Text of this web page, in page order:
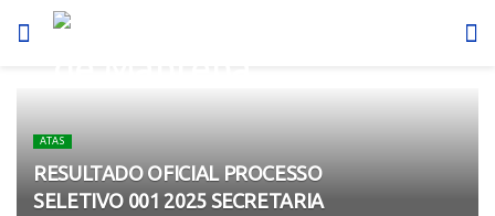
ATAS
RESULTADO OFICIAL PROCESSO
SELETIVO 001 2025 SECRETARIA